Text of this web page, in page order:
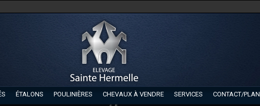
ÉTALONS POULINIÈRES CHEVAUX À VENDRE SERVICES CONTACT/PLAN